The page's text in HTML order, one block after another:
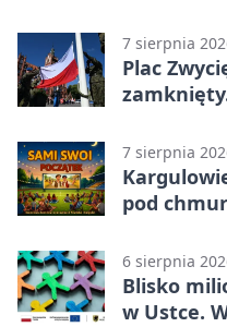
7 sierpnia
Plac
7 sierpnia
pod
6 sierpnia
Blisko
w Ustce.